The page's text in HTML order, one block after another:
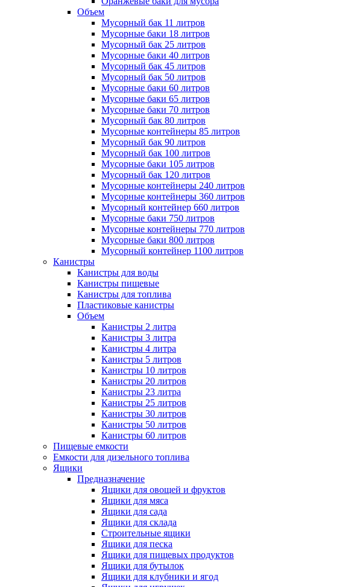
Объем
Мусорный бак 11 литров
Мусорные баки 18 литров
Мусорный бак 25 литров
Мусорные баки 40 литров
Мусорный бак 45 литров
Мусорный бак 50 литров
Мусорные баки 60 литров
Мусорные баки 65 литров
Мусорные баки 70 литров
Мусорный бак 80 литров
Мусорные контейнеры 85 литров
Мусорный бак 90 литров
Мусорный бак 100 литров
Мусорные баки 105 литров
Мусорный бак 120 литров
Мусорные контейнеры 240 литров
Мусорные контейнеры 360 литров
Мусорный контейнер 660 литров
Мусорные баки 750 литров
Мусорные контейнеры 770 литров
Мусорные баки 800 литров
Мусорный контейнер 1100 литров
Канистры
Канистры для воды
Канистры пищевые
Канистры для топлива
Пластиковые канистры
Объем
Канистры 2 литра
Канистры 3 литра
Канистры 4 литра
Канистры 5 литров
Канистры 10 литров
Канистры 20 литров
Канистры 23 литра
Канистры 25 литров
Канистры 30 литров
Канистры 50 литров
Канистры 60 литров
Пищевые емкости
Емкости для дизельного топлива
Ящики
Предназначение
Ящики для овощей и фруктов
Ящики для мяса
Ящики для сада
Ящики для склада
Строительные ящики
Ящики для песка
Ящики для пищевых продуктов
Ящики для бутылок
Ящики для клубники и ягод